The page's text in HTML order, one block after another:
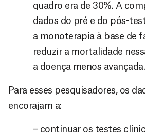
quadro era de 30%. A
dados do pré e do pós-
a monoterapia à base de
reduzir a mortalidade
a doença menos avançada.
Para esses pesquisadores, os
encorajam a:
– continuar os testes